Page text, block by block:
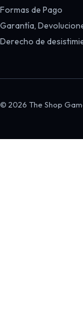
Formas de Pago
Garantía,
Derecho de
© 2026 The Shop